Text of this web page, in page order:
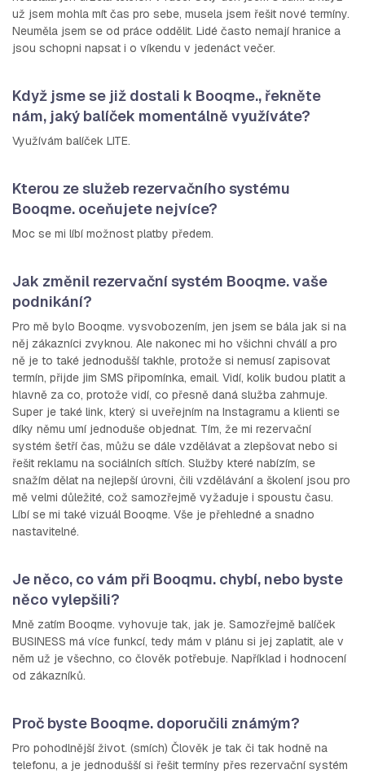
už jsem mohla mít čas pro sebe, musela jsem řešit nové termíny.
Neuměla jsem se od práce oddělit. Lidé často nemají hranice a
jsou schopni napsat i o víkendu v jedenáct večer.
Když jsme se již dostali k Booqme., řekněte
nám, jaký balíček momentálně využíváte?
Využívám balíček LITE.
Kterou ze služeb rezervačního systému
Booqme. oceňujete nejvíce?
Moc se mi líbí možnost platby předem.
Jak změnil rezervační systém Booqme. vaše
podnikání?
Pro mě bylo Booqme. vysvobozením, jen jsem se bála jak si na
něj zákazníci zvyknou. Ale nakonec mi ho všichni chválí a pro
ně je to také jednodušší takhle, protože si nemusí zapisovat
termín, přijde jim SMS připomínka, email. Vidí, kolik budou platit a
hlavně za co, protože vidí, co přesně daná služba zahrnuje.
Super je také link, který si uveřejním na Instagramu a klienti se
díky němu umí jednoduše objednat. Tím, že mi rezervační
systém šetří čas, můžu se dále vzdělávat a zlepšovat nebo si
řešit reklamu na sociálních sítích. Služby které nabízím, se
snažím dělat na nejlepší úrovni, čili vzdělávání a školení jsou pro
mě velmi důležité, což samozřejmě vyžaduje i spoustu času.
Líbí se mi také vizuál Booqme. Vše je přehledné a snadno
nastavitelné.
Je něco, co vám při Booqmu. chybí, nebo byste
něco vylepšili?
Mně zatím Booqme. vyhovuje tak, jak je. Samozřejmě balíček
BUSINESS má více funkcí, tedy mám v plánu si jej zaplatit, ale v
něm už je všechno, co člověk potřebuje. Například i hodnocení
od zákazníků.
Proč byste Booqme. doporučili známým?
Pro pohodlnější život. (smích) Člověk je tak či tak hodně na
telefonu, a je jednodušší si řešit termíny přes rezervační systém